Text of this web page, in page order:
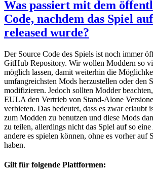
Was passiert mit dem
Code, nachdem das Spiel
released wurde?
Der Source Code des Spiels ist noch immer
GitHub Repository. Wir wollen Moddern so
möglich lassen, damit weiterhin die
umfangreichsten Mods herzustellen oder den
modifizieren. Jedoch sollten Modder
EULA den Vertrieb von Stand-Alone
verbieten. Das bedeutet, dass es zwar erlaubt
zum Modden zu benutzen und diese Mods
zu teilen, allerdings nicht das Spiel auf so
andere es spielen können, ohne es vorher auf
haben.
Gilt für folgende Plattformen: